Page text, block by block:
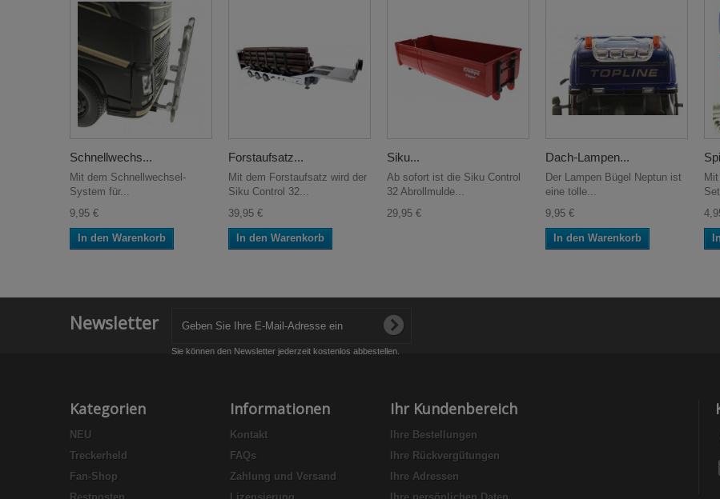
Schnellwechs...
Mit dem Schnellwechsel-
System für...
9,95 €
In den Warenkorb
Forstaufsatz...
Mit dem Forstaufsatz wird der
Siku Control 32...
39,95 €
In den Warenkorb
Siku...
Ab sofort ist die Siku Control
32 Abrollmulde...
29,95 €
Dach-Lampen...
Der Lampen Bügel Neptun ist
eine tolle...
9,95 €
In den Warenkorb
Newsletter
Sie können den Newsletter jederzeit kostenlos abbestellen.
Kategorien
NEU
Treckerheld
Fan-Shop
Informationen
Kontakt
FAQs
Zahlung und Versand
Ihr Kundenbereich
Ihre Bestellungen
Ihre Rückvergütungen
Ihre Adressen